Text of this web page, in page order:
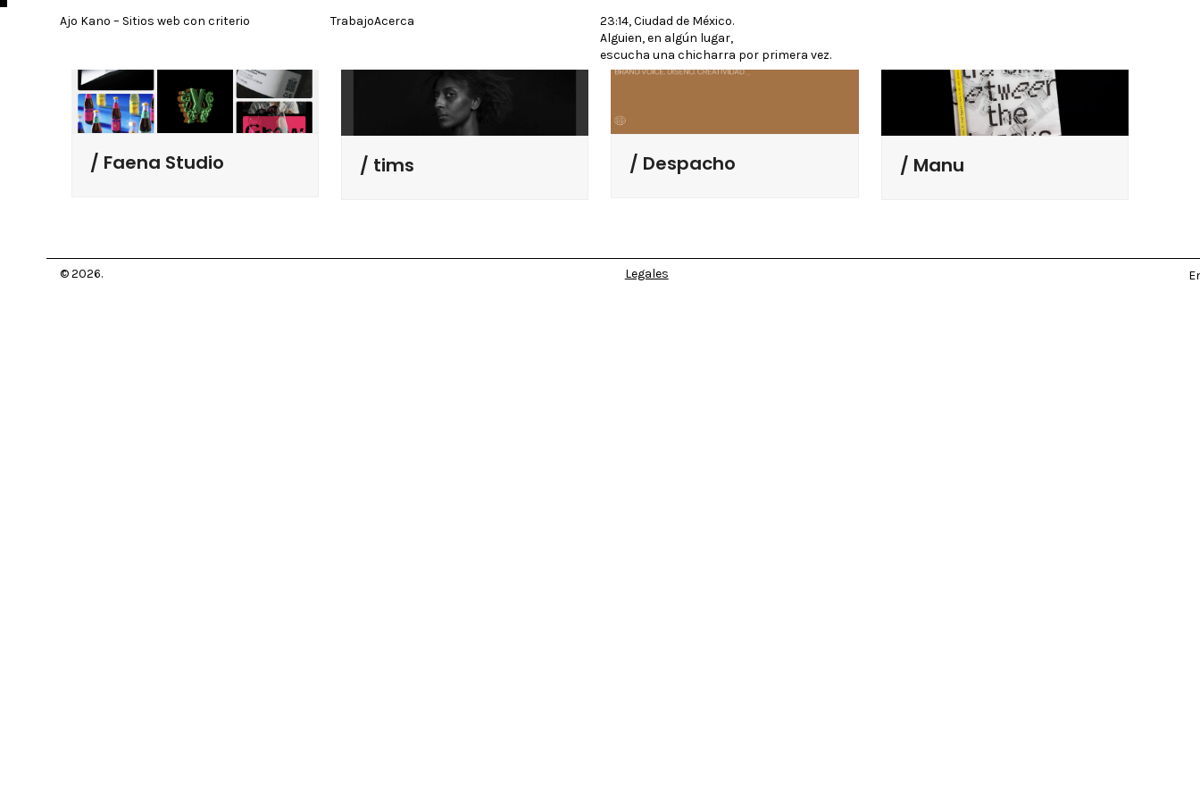
Skip
Ajo Kano – Sitios web con criterio TrabajoAcerca
23:14, Ciudad de México.
Alguien, en algún lugar,
escucha una chicharra por primera vez.
Faena Studio tims Despacho Manu
© 2026. Legales